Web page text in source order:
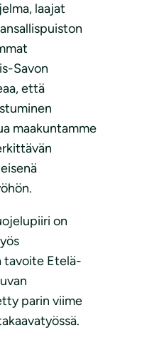
laajat
Savon
että
maakuntamme
on
tavoite Etelä-
parin viime